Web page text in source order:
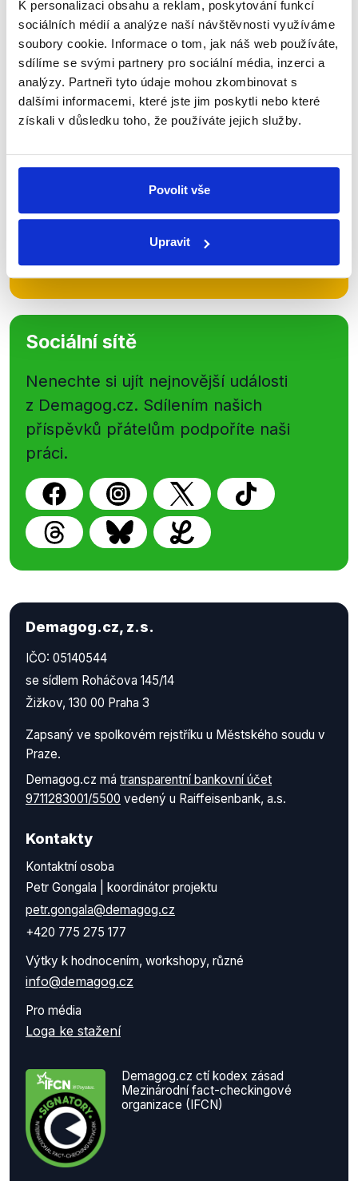
K personalizaci obsahu a reklam, poskytování funkcí
sociálních médií a analýze naší návštěvnosti využíváme
soubory cookie. Informace o tom, jak náš web používáte,
sdílíme se svými partnery pro sociální média, inzerci a
analýzy. Partneři tyto údaje mohou zkombinovat s
dalšími informacemi, které jste jim poskytli nebo které
získali v důsledku toho, že používáte jejich služby.
Povolit vše
Upravit
Zůstaňme v kontaktu
Přihlaste se k odběru našeho
newsletteru nebo whatsappového
kanálu, kde pravidelně přinášíme
Začněte nás odebírat, a mějte tak
přehled o tom, jaké dezinformace a
nepravdy se zrovna v Česku šíří.
Sociální sítě
Nenechte si ujít nejnovější události
z Demagog.cz. Sdílením našich
příspěvků přátelům podpoříte naši
práci.
Demagog.cz, z.s.
IČO: 05140544
se sídlem Roháčova 145/14
Žižkov, 130 00 Praha 3
Zapsaný ve spolkovém rejstříku u Městského soudu v
Praze.
Demagog.cz má transparentní bankovní účet
9711283001/5500 vedený u Raiffeisenbank, a.s.
Kontakty
Kontaktní osoba
Petr Gongala | koordinátor projektu
petr.gongala@demagog.cz
+420 775 275 177
Výtky k hodnocením, workshopy, různé
info@demagog.cz
Pro média
Loga ke stažení
Demagog.cz ctí kodex zásad
Mezinárodní fact-checkingové
organizace (IFCN)